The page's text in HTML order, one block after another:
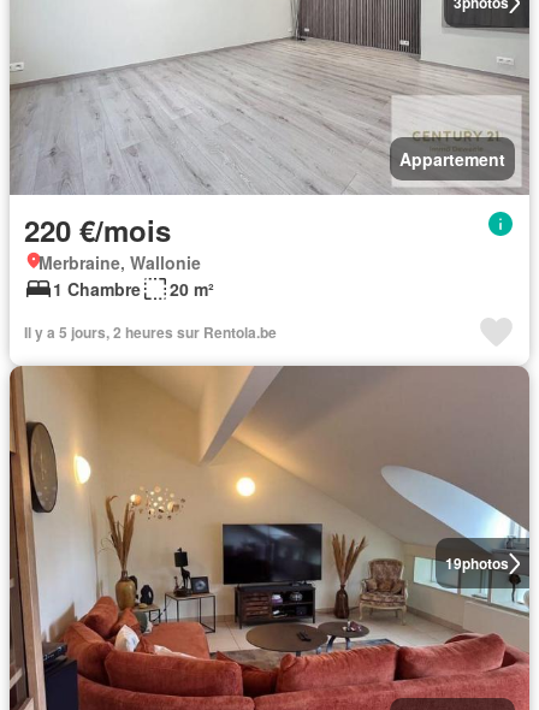
Appartement
220 €/mois
Merbraine, Wallonie
1 Chambre
20 m²
Il y a 5 jours, 2 heures sur Rentola.be
19photos